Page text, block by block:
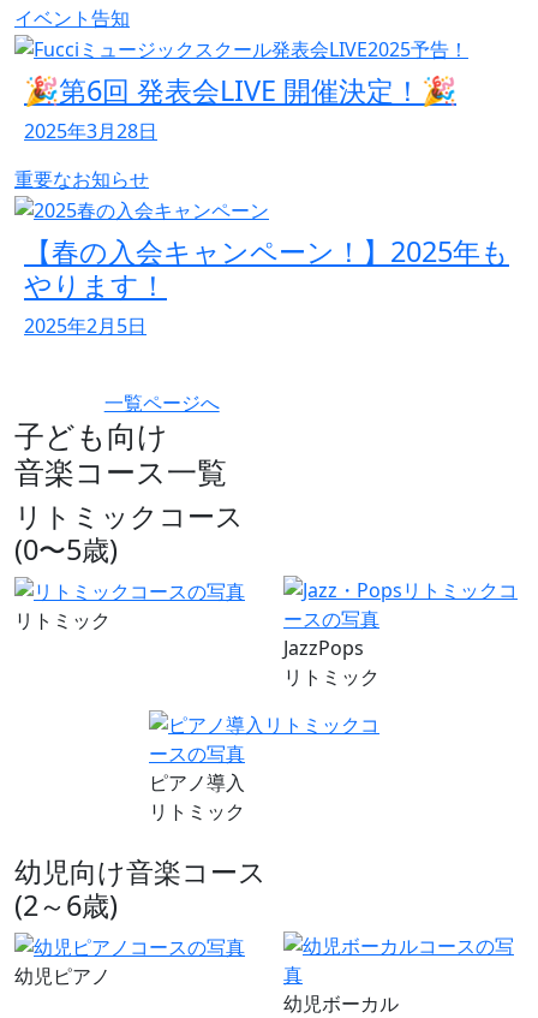
イベント告知
🎉第6回 発表会LIVE 開催決定！🎉
2025年3月28日
重要なお知らせ
【春の入会キャンペーン！】2025年も
やります！
2025年2月5日
一覧ページへ
子ども向け
音楽コース一覧
リトミックコース
(0〜5歳)
リトミック
JazzPops
リトミック
ピアノ導入
リトミック
幼児向け音楽コース
(2～6歳)
幼児ピアノ
幼児ボーカル